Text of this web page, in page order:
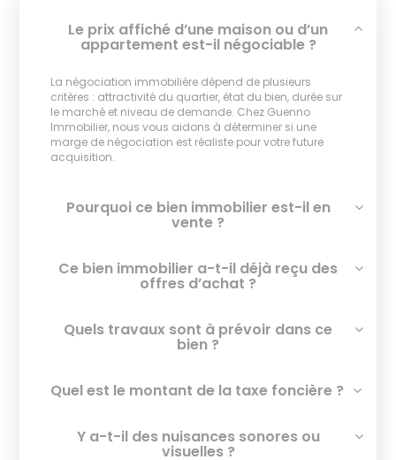
Le prix affiché d’une maison ou d’un
appartement est-il négociable ?
La négociation immobilière dépend de plusieurs
critères : attractivité du quartier, état du bien, durée sur
le marché et niveau de demande. Chez Guenno
Immobilier, nous vous aidons à déterminer si une
marge de négociation est réaliste pour votre future
acquisition.
Pourquoi ce bien immobilier est-il en
vente ?
Ce bien immobilier a-t-il déjà reçu des
offres d’achat ?
Quels travaux sont à prévoir dans ce
bien ?
Quel est le montant de la taxe foncière ?
Y a-t-il des nuisances sonores ou
visuelles ?